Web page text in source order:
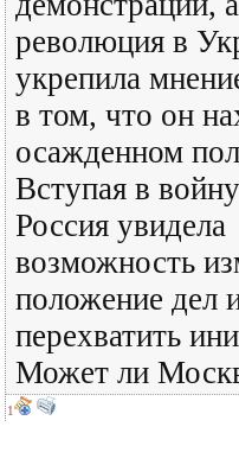
революция в
укрепила
в том, что он
осажденном
Вступая в
Россия увидела
возможность
положение дел
перехватить
Может ли
1